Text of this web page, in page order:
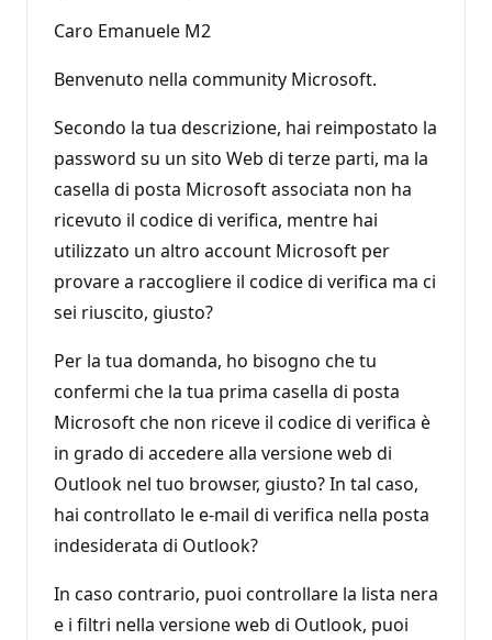
Caro Emanuele M2
Benvenuto nella community Microsoft.
Secondo la tua descrizione, hai reimpostato la
password su un sito Web di terze parti, ma la
casella di posta Microsoft associata non ha
ricevuto il codice di verifica, mentre hai
utilizzato un altro account Microsoft per
provare a raccogliere il codice di verifica ma ci
sei riuscito, giusto?
Per la tua domanda, ho bisogno che tu
confermi che la tua prima casella di posta
Microsoft che non riceve il codice di verifica è
in grado di accedere alla versione web di
Outlook nel tuo browser, giusto? In tal caso,
hai controllato le e-mail di verifica nella posta
indesiderata di Outlook?
In caso contrario, puoi controllare la lista nera
e i filtri nella versione web di Outlook, puoi